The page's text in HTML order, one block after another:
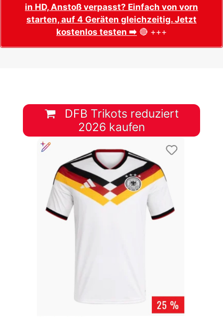
in HD, Anstoß verpasst? Einfach von vorn
starten, auf 4 Geräten gleichzeitig. Jetzt
kostenlos testen ➡️ 🔴 +++
DFB Trikots reduziert
2026 kaufen